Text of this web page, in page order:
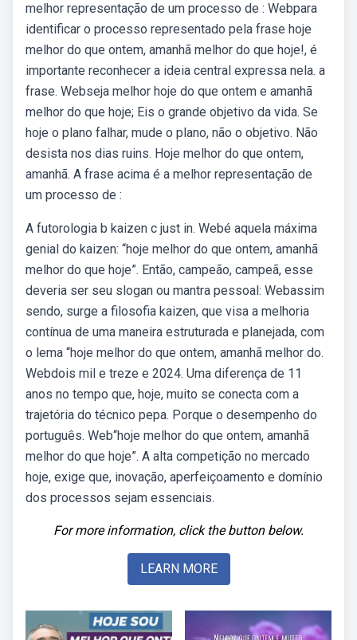
melhor representação de um processo de : Webpara
identificar o processo representado pela frase hoje
melhor do que ontem, amanhã melhor do que hoje!, é
importante reconhecer a ideia central expressa nela. a
frase. Webseja melhor hoje do que ontem e amanhã
melhor do que hoje; Eis o grande objetivo da vida. Se
hoje o plano falhar, mude o plano, não o objetivo. Não
desista nos dias ruins. Hoje melhor do que ontem,
amanhã. A frase acima é a melhor representação de
um processo de :
A futorologia b kaizen c just in. Webé aquela máxima
genial do kaizen: “hoje melhor do que ontem, amanhã
melhor do que hoje”. Então, campeão, campeã, esse
deveria ser seu slogan ou mantra pessoal: Webassim
sendo, surge a filosofia kaizen, que visa a melhoria
contínua de uma maneira estruturada e planejada, com
o lema “hoje melhor do que ontem, amanhã melhor do.
Webdois mil e treze e 2024. Uma diferença de 11
anos no tempo que, hoje, muito se conecta com a
trajetória do técnico pepa. Porque o desempenho do
português. Web“hoje melhor do que ontem, amanhã
melhor do que hoje”. A alta competição no mercado
hoje, exige que, inovação, aperfeiçoamento e domínio
dos processos sejam essenciais.
For more information, click the button below.
LEARN MORE